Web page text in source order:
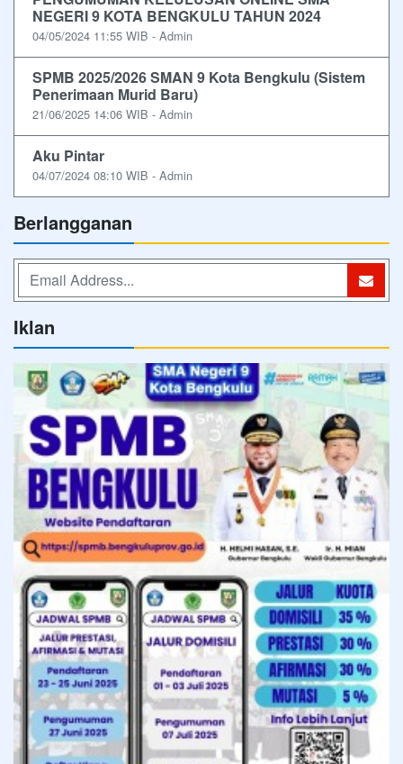
NEGERI 9 KOTA BENGKULU TAHUN 2024
04/05/2024 11:55 WIB - Admin
SPMB 2025/2026 SMAN 9 Kota Bengkulu (Sistem
Penerimaan Murid Baru)
21/06/2025 14:06 WIB - Admin
Aku Pintar
04/07/2024 08:10 WIB - Admin
Berlangganan
Iklan